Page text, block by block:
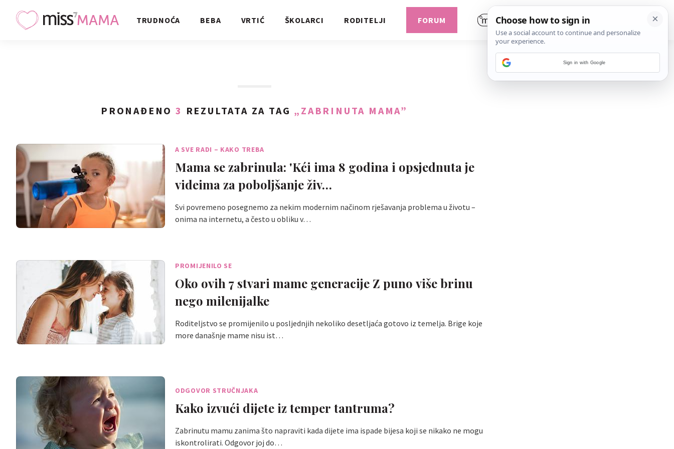
TRUDNOĆA BEBA VRTIĆ ŠKOLARCI RODITELJI FORUM
PRONAĐENO 3 REZULTATA ZA TAG „ZABRINUTA MAMA”
A SVE RADI – KAKO TREBA
Mama se zabrinula: 'Kći ima 8 godina i opsjednuta je
videima za poboljšanje živ…
Svi povremeno posegnemo za nekim modernim načinom rješavanja problema u životu –
onima na internetu, a često u obliku v…
PROMIJENILO SE
Oko ovih 7 stvari mame generacije Z puno više brinu
nego milenijalke
Roditeljstvo se promijenilo u posljednjih nekoliko desetljaća gotovo iz temelja. Brige koje
more današnje mame nisu ist…
ODGOVOR STRUČNJAKA
Kako izvući dijete iz temper tantruma?
Zabrinutu mamu zanima što napraviti kada dijete ima ispade bijesa koji se nikako ne mogu
iskontrolirati. Odgovor joj do…
Sign in with Google